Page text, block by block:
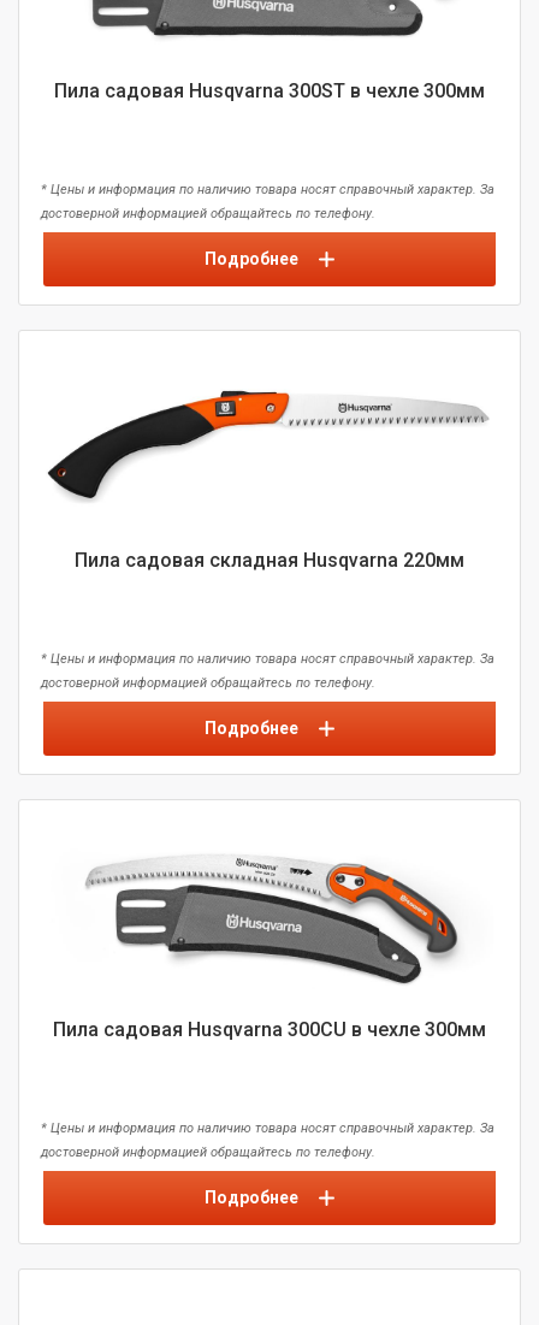
Пила садовая Husqvarna 300ST в чехле 300мм
* Цены и информация по наличию товара носят справочный характер. За
достоверной информацией обращайтесь по телефону.
Подробнее
Пила садовая складная Husqvarna 220мм
* Цены и информация по наличию товара носят справочный характер. За
достоверной информацией обращайтесь по телефону.
Подробнее
Пила садовая Husqvarna 300CU в чехле 300мм
* Цены и информация по наличию товара носят справочный характер. За
достоверной информацией обращайтесь по телефону.
Подробнее